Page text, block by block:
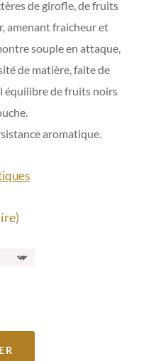
de girofle, de fruits
amenant fraicheur et
souple en attaque,
de matière, faite de
équilibre de fruits noirs
aromatique.